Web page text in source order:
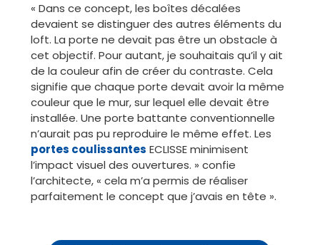
« Dans ce concept, les boîtes décalées
devaient se distinguer des autres éléments du
loft. La porte ne devait pas être un obstacle à
cet objectif. Pour autant, je souhaitais qu’il y ait
de la couleur afin de créer du contraste. Cela
signifie que chaque porte devait avoir la même
couleur que le mur, sur lequel elle devait être
installée. Une porte battante conventionnelle
n’aurait pas pu reproduire le même effet. Les
portes coulissantes ECLISSE minimisent
l’impact visuel des ouvertures. » confie
l’architecte, « cela m’a permis de réaliser
parfaitement le concept que j’avais en tête ».